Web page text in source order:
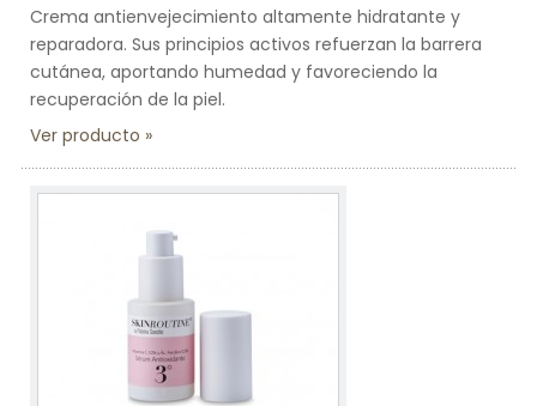
Crema antienvejecimiento altamente hidratante y
reparadora. Sus principios activos refuerzan la barrera
cutánea, aportando humedad y favoreciendo la
recuperación de la piel.
Ver producto